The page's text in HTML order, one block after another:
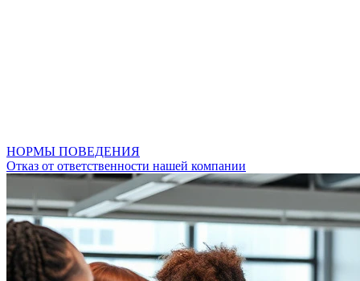
НОРМЫ ПОВЕДЕНИЯ
Отказ от ответственности нашей компании